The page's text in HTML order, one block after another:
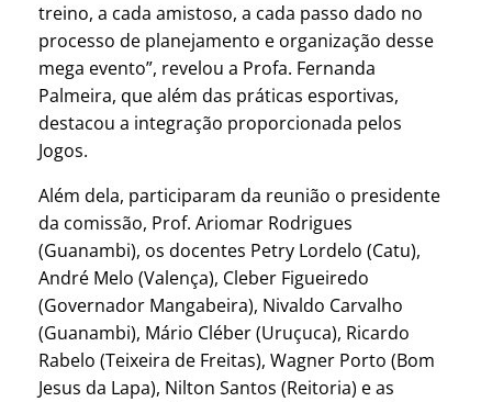
treino, a cada amistoso, a cada passo dado no
processo de planejamento e organização desse
mega evento”, revelou a Profa. Fernanda
Palmeira, que além das práticas esportivas,
destacou a integração proporcionada pelos
Jogos.
Além dela, participaram da reunião o presidente
da comissão, Prof. Ariomar Rodrigues
(Guanambi), os docentes Petry Lordelo (Catu),
André Melo (Valença), Cleber Figueiredo
(Governador Mangabeira), Nivaldo Carvalho
(Guanambi), Mário Cléber (Uruçuca), Ricardo
Rabelo (Teixeira de Freitas), Wagner Porto (Bom
Jesus da Lapa), Nilton Santos (Reitoria) e as